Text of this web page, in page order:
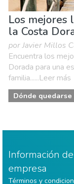
Los mejores
la Costa
por Javier Millos
Encuentra los
Dorada para una
familia......Leer más
Dónde quedarse
Información
empresa
Términos y